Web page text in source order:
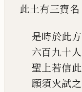
此土有三寶名
是時於此方
六百九十人
聖上若信此
願須火試之